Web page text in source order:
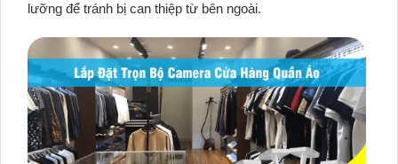
lưỡng để tránh bị can thiệp từ bên ngoài.